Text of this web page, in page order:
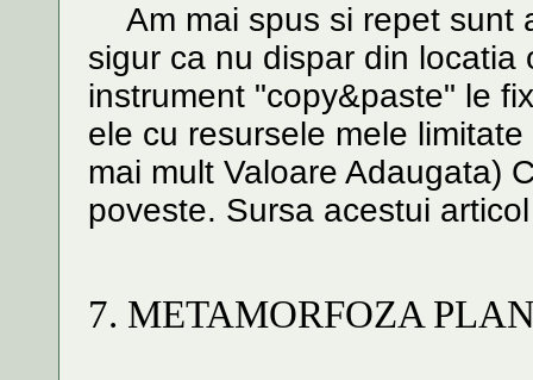
Am mai spus si repet sunt
sigur ca nu dispar din
instrument "copy&paste" le
ele cu resursele mele
mai mult Valoare Adaugata)
poveste. Sursa acestui
7. METAMORFOZA